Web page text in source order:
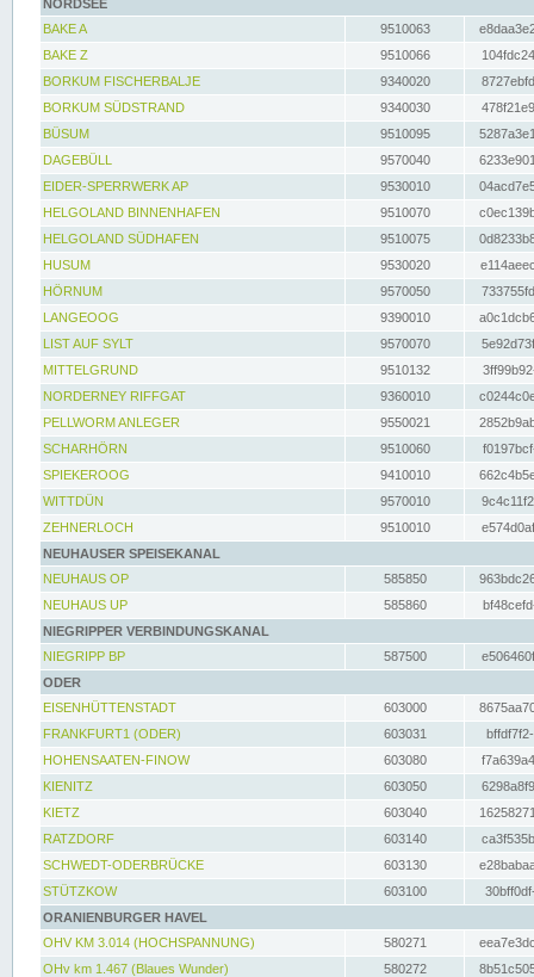
NORDSEE
BAKE A
9510063
BAKE Z
9510066
BORKUM FISCHERBALJE
9340020
BORKUM SÜDSTRAND
9340030
BÜSUM
9510095
DAGEBÜLL
9570040
EIDER-SPERRWERK AP
9530010
HELGOLAND BINNENHAFEN
9510070
HELGOLAND SÜDHAFEN
9510075
HUSUM
9530020
HÖRNUM
9570050
LANGEOOG
9390010
LIST AUF SYLT
9570070
MITTELGRUND
9510132
NORDERNEY RIFFGAT
9360010
PELLWORM ANLEGER
9550021
SCHARHÖRN
9510060
SPIEKEROOG
9410010
WITTDÜN
9570010
ZEHNERLOCH
9510010
NEUHAUSER SPEISEKANAL
NEUHAUS OP
585850
NEUHAUS UP
585860
NIEGRIPPER VERBINDUNGSKANAL
NIEGRIPP BP
587500
ODER
EISENHÜTTENSTADT
603000
FRANKFURT1 (ODER)
603031
HOHENSAATEN-FINOW
603080
KIENITZ
603050
KIETZ
603040
RATZDORF
603140
SCHWEDT-ODERBRÜCKE
603130
STÜTZKOW
603100
ORANIENBURGER HAVEL
OHV KM 3.014 (HOCHSPANNUNG)
580271
OHv km 1.467 (Blaues Wunder)
580272